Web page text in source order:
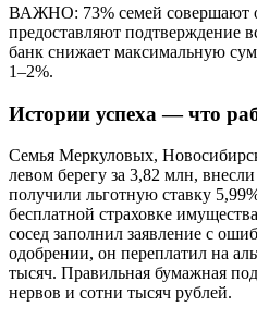
ВАЖНО: 73% семей совершают
предоставляют подтверждение
банк снижает максимальную
1–2%.
Истории успеха — что
Семья Меркуловых,
левом берегу за 3,82 млн,
получили льготную ставку
бесплатной страховке
сосед заполнил заявление с
одобрении, он переплатил на
тысяч. Правильная бумажная
нервов и сотни тысяч рублей.